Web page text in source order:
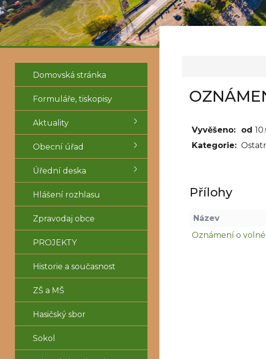
Domovská stránka
Formuláře, tiskopisy
Aktuality
Obecní úřad
Úřední deska
Hlášení rozhlasu
Zpravodaj obce
PROJEKTY
Historie a současnost
ZŠ a MŠ
Hasičský sbor
Sokol
Vyvěšeno: od
Kategorie:
Přílohy
Název
Oznámení o